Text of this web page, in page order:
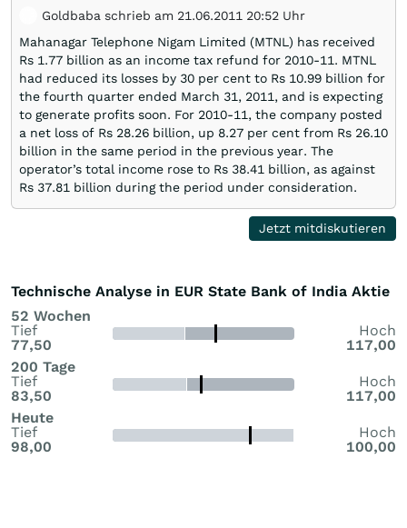
Goldbaba schrieb am 21.06.2011 20:52 Uhr
Mahanagar Telephone Nigam Limited (MTNL) has received
Rs 1.77 billion as an income tax refund for 2010-11. MTNL
had reduced its losses by 30 per cent to Rs 10.99 billion for
the fourth quarter ended March 31, 2011, and is expecting
to generate profits soon. For 2010-11, the company posted
a net loss of Rs 28.26 billion, up 8.27 per cent from Rs 26.10
billion in the same period in the previous year. The
operator’s total income rose to Rs 38.41 billion, as against
Rs 37.81 billion during the period under consideration.
Jetzt mitdiskutieren
Technische Analyse in EUR State Bank of India Aktie
52 Wochen
Tief
77,50
Hoch
117,00
200 Tage
Tief
83,50
Hoch
117,00
Heute
Tief
98,00
Hoch
100,00